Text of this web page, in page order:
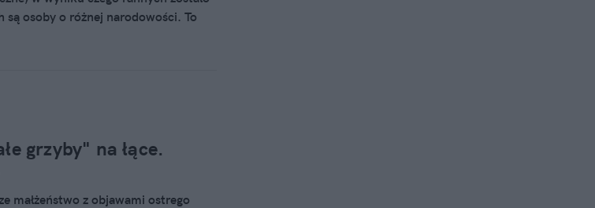
osoby o różnej narodowości. To
grzyby" na łące.
małżeństwo z objawami ostrego